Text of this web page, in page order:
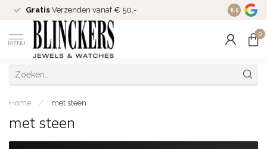
Gratis Verzenden vanaf € 50,- Since
8.5
MENU
0
Home / met steen
met steen